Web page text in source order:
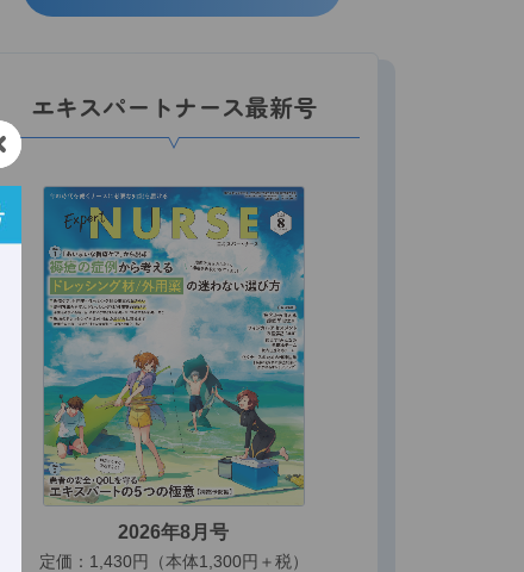
エキスパートナース最新号
2026年8月号
定価：1,430円（本体1,300円＋税）